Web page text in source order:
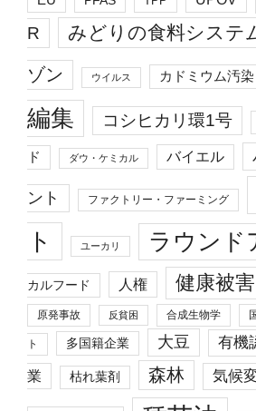
R
みどりの食料システ
ゾン ウイルス カドミウム汚染
編集
コシヒカリ環1号
ド ダウ・ケミカル バイエル
ント ファクトリー・ファーミング
ト
ユーカリ ラウンド
カルフード 人権 健康被害
原発事故 反貧困 合成生物学
ト 多国籍企業 大豆 有機
業 枯れ葉剤 森林 気候